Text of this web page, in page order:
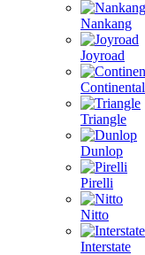
Nankang
Joyroad
Continental
Triangle
Dunlop
Pirelli
Nitto
Interstate